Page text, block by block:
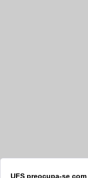
UFS preocupa-se